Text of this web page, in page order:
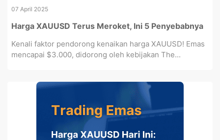
07 April 2025
Harga XAUUSD Terus Meroket, Ini 5 Penyebabnya
Kenali faktor pendorong kenaikan harga XAUUSD! Emas
mencapai $3.000, didorong oleh kebijakan The...